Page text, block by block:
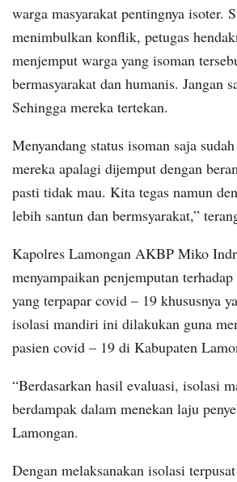
warga masyarakat pentingnya isoter.
menimbulkan konflik, petugas
menjemput warga yang isoman
bermasyarakat dan humanis. Jangan
Sehingga mereka tertekan.
Menyandang status isoman saja
mereka apalagi dijemput dengan
pasti tidak mau. Kita tegas namun
lebih santun dan bermsyarakat,”
Kapolres Lamongan AKBP Miko
menyampaikan penjemputan
yang terpapar covid – 19 khususnya
isolasi mandiri ini dilakukan guna
pasien covid – 19 di Kabupaten
“Berdasarkan hasil evaluasi, isolasi
berdampak dalam menekan laju
Lamongan.
Dengan melaksanakan isolasi